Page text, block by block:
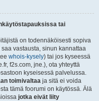
tai
on todennäköisesti sopiva
vastausta, sinun kannattaa
whois-kysely) tai jos kyseessä
f2s.com, jne.), ota yhteyttä
kyseisessä palvelussa.
toimivaltaa ja sitä ei voida
tämä foorumi on käytössä. Älä
jotka eivät liity